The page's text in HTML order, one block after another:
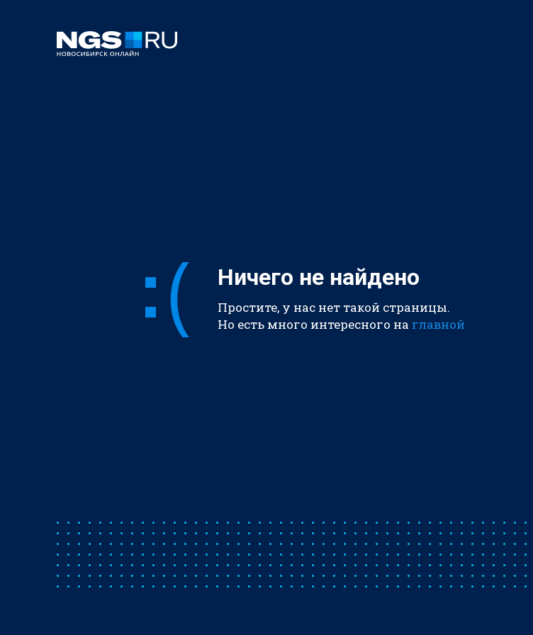
Ничего не найдено
Простите, у нас нет такой страницы.
Но есть много интересного на главной